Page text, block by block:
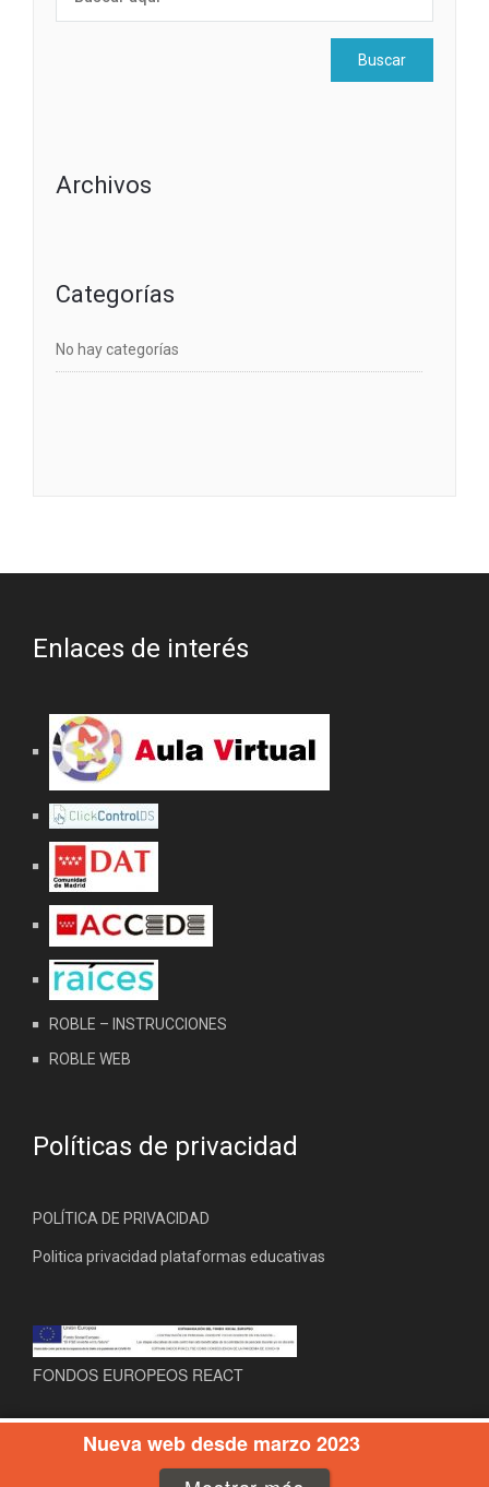
Archivos
Categorías
No hay categorías
Enlaces de interés
ROBLE – INSTRUCCIONES
ROBLE WEB
Políticas de privacidad
POLÍTICA DE PRIVACIDAD
Politica privacidad plataformas educativas
FONDOS EUROPEOS REACT
2018 IES Enrique Tierno Galván
Nueva web desde marzo 2023